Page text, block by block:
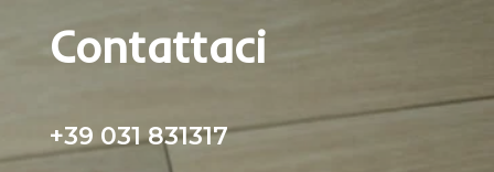
Contattaci
+39 031 831317